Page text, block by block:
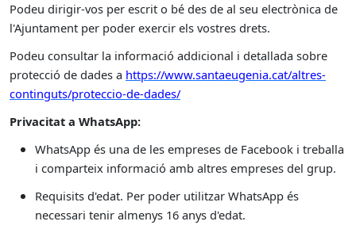
Podeu dirigir-vos per escrit o bé des de al seu electrònica de
l'Ajuntament per poder exercir els vostres drets.
Podeu consultar la informació addicional i detallada sobre
protecció de dades a https://www.santaeugenia.cat/altres-
continguts/proteccio-de-dades/
Privacitat a WhatsApp:
WhatsApp és una de les empreses de Facebook i treballa
i comparteix informació amb altres empreses del grup.
Requisits d'edat. Per poder utilitzar WhatsApp és
necessari tenir almenys 16 anys d'edat.